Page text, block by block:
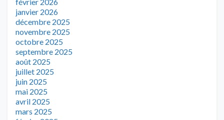
janvier 2026
décembre 2025
novembre 2025
octobre 2025
septembre 2025
août 2025
juillet 2025
juin 2025
mai 2025
avril 2025
mars 2025